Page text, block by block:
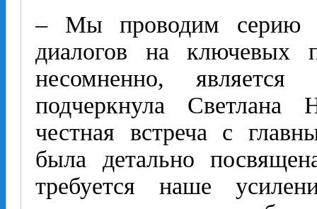
– Мы проводим серию
диалогов на ключевых
несомненно, является
подчеркнула Светлана
честная встреча с
была детально
требуется наше